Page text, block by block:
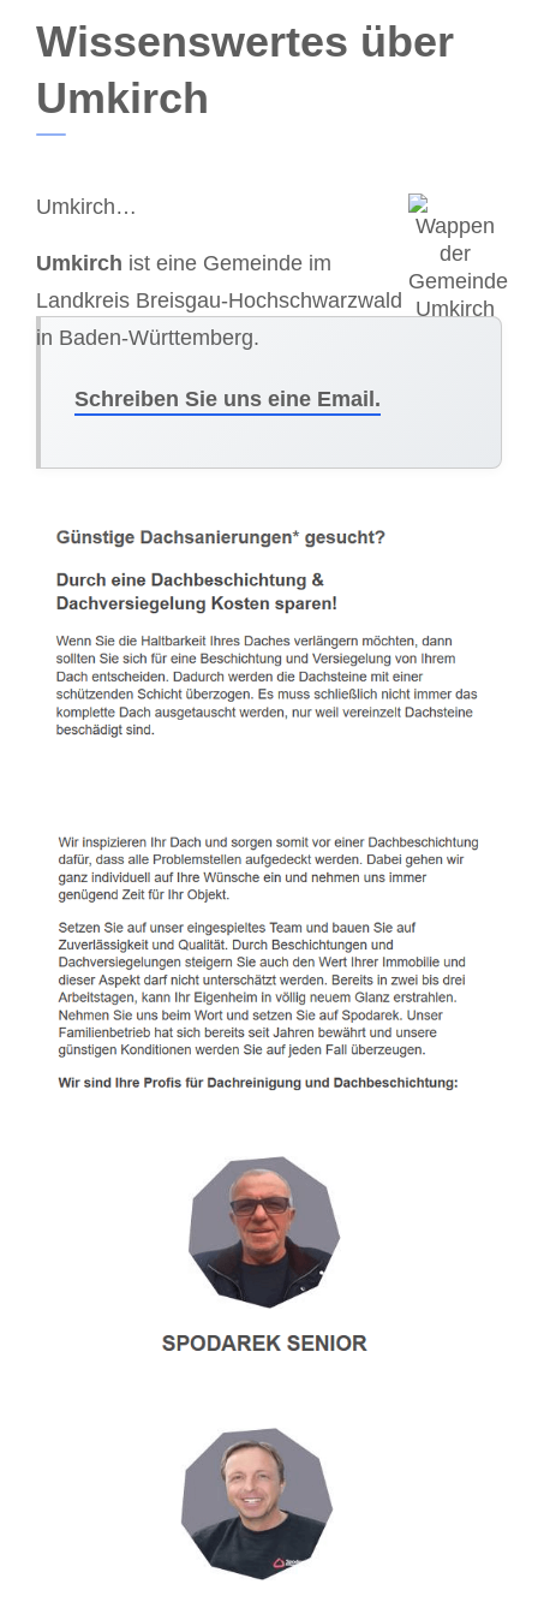
Wissenswertes über
Umkirch
Umkirch…
Umkirch ist eine Gemeinde im
Landkreis Breisgau-Hochschwarzwald
in Baden-Württemberg.
Schreiben Sie uns eine Email.